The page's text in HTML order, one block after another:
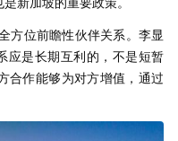
方位前瞻性伙伴关系。李显
应是长期互利的，不是短暂
合作能够为对方增值，通过